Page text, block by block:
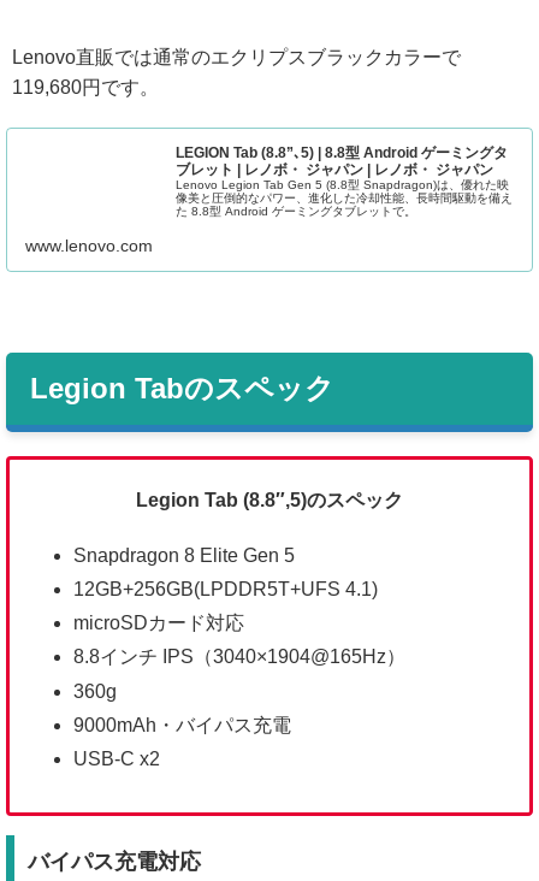
Lenovo直販では通常のエクリプスブラックカラーで
119,680円です。
LEGION Tab (8.8”､5) | 8.8型 Android ゲーミングタ
ブレット | レノボ・ ジャパン | レノボ・ ジャパン
Lenovo Legion Tab Gen 5 (8.8型 Snapdragon)は、優れた映
像美と圧倒的なパワー、進化した冷却性能、長時間駆動を備え
た 8.8型 Android ゲーミングタブレットで。
www.lenovo.com
Legion Tabのスペック
Legion Tab (8.8″,5)のスペック
Snapdragon 8 Elite Gen 5
12GB+256GB(LPDDR5T+UFS 4.1)
microSDカード対応
8.8インチ IPS（3040×1904@165Hz）
360g
9000mAh・バイパス充電
USB-C x2
バイパス充電対応